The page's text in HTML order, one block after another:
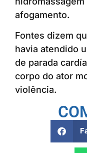
afogamento.
Fontes dizem
havia atendido
de parada
corpo do ator
violência.